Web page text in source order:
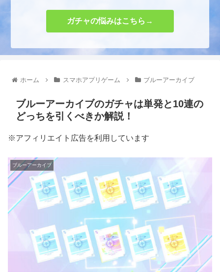
ガチャの悩みはこちら→
ホーム スマホアプリゲーム ブルーアーカイブ
ブルーアーカイブのガチャは単発と10連の
どっちを引くべきか解説！
※アフィリエイト広告を利用しています
ブルーアーカイブ